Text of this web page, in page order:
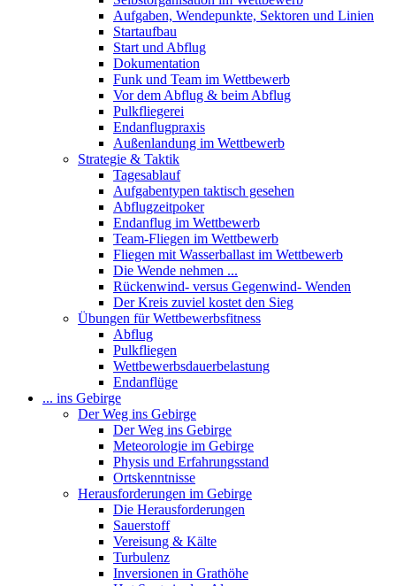
Aufgaben, Wendepunkte, Sektoren und Linien
Startaufbau
Start und Abflug
Dokumentation
Funk und Team im Wettbewerb
Vor dem Abflug & beim Abflug
Pulkfliegerei
Endanflugpraxis
Außenlandung im Wettbewerb
Strategie & Taktik
Tagesablauf
Aufgabentypen taktisch gesehen
Abflugzeitpoker
Endanflug im Wettbewerb
Team-Fliegen im Wettbewerb
Fliegen mit Wasserballast im Wettbewerb
Die Wende nehmen ...
Rückenwind- versus Gegenwind- Wenden
Der Kreis zuviel kostet den Sieg
Übungen für Wettbewerbsfitness
Abflug
Pulkfliegen
Wettbewerbsdauerbelastung
Endanflüge
... ins Gebirge
Der Weg ins Gebirge
Der Weg ins Gebirge
Meteorologie im Gebirge
Physis und Erfahrungsstand
Ortskenntnisse
Herausforderungen im Gebirge
Die Herausforderungen
Sauerstoff
Vereisung & Kälte
Turbulenz
Inversionen in Grathöhe